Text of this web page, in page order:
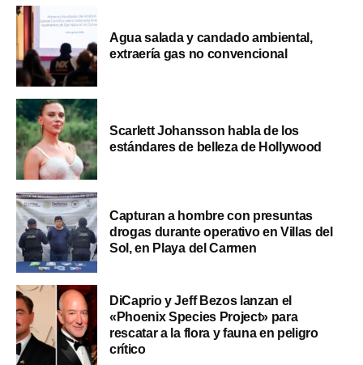
Agua salada y candado ambiental,
extraería gas no convencional
Scarlett Johansson habla de los
estándares de belleza de Hollywood
Capturan a hombre con presuntas
drogas durante operativo en Villas del
Sol, en Playa del Carmen
DiCaprio y Jeff Bezos lanzan el
«Phoenix Species Project» para
rescatar a la flora y fauna en peligro
crítico